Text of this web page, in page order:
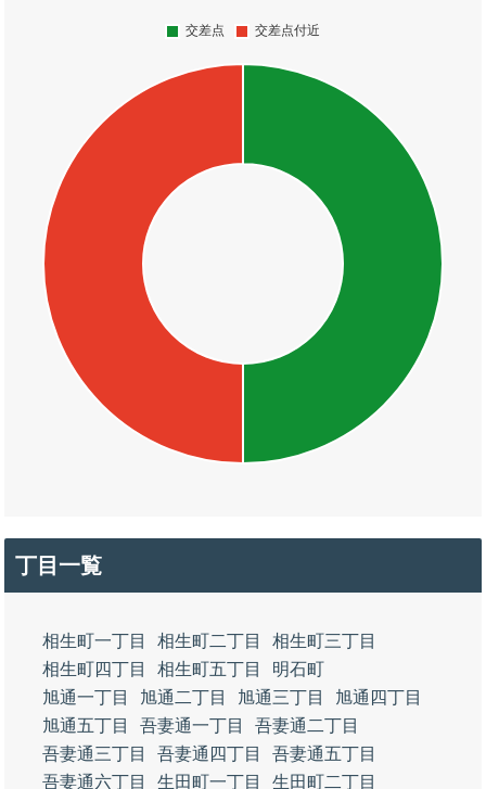
丁目一覧
相生町一丁目 相生町二丁目
相生町三丁目
相生町四丁目
相生町五丁目
明石町
旭通一丁目
旭通二丁目 旭通三丁目
旭通四丁目
旭通五丁目
吾妻通一丁目
吾妻通二丁目
吾妻通三丁目
吾妻通四丁目
吾妻通五丁目
吾妻通六丁目
生田町一丁目 生田町二丁目